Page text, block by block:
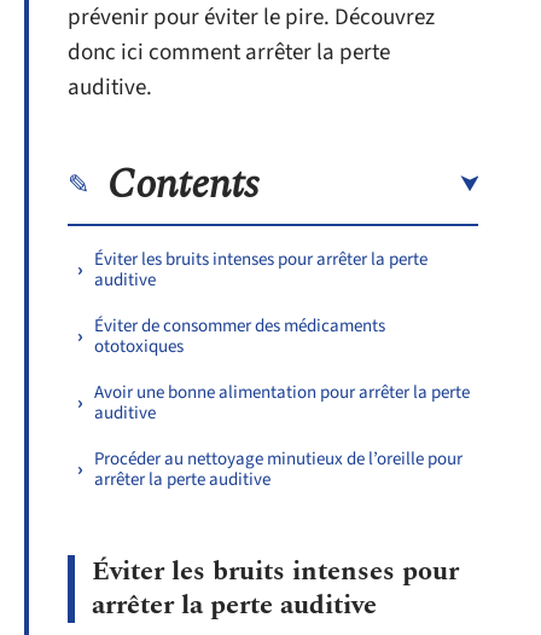
prévenir pour éviter le pire. Découvrez
donc ici comment arrêter la perte
auditive.
Contents
Éviter les bruits intenses pour arrêter la perte
auditive
Éviter de consommer des médicaments
ototoxiques
Avoir une bonne alimentation pour arrêter la perte
auditive
Procéder au nettoyage minutieux de l’oreille pour
arrêter la perte auditive
Éviter les bruits intenses pour
arrêter la perte auditive